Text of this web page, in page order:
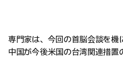
専門家は、今回の首脳会談を機
中国が今後米国の台湾関連措置